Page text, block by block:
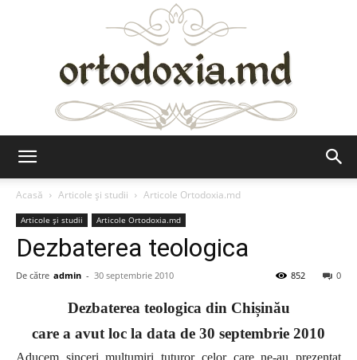
Acasă
Articole şi studii Articole Ortodoxia.md
Articole şi studii Articole Ortodoxia.md
Dezbaterea teologica
De către admin - 30 septembrie 2010 0
852
Dezbaterea teologica din Chișinău
care a avut loc la data de 30 septembrie 2010
Aducem sinceri mulțumiri tuturor celor care ne-au prezentat